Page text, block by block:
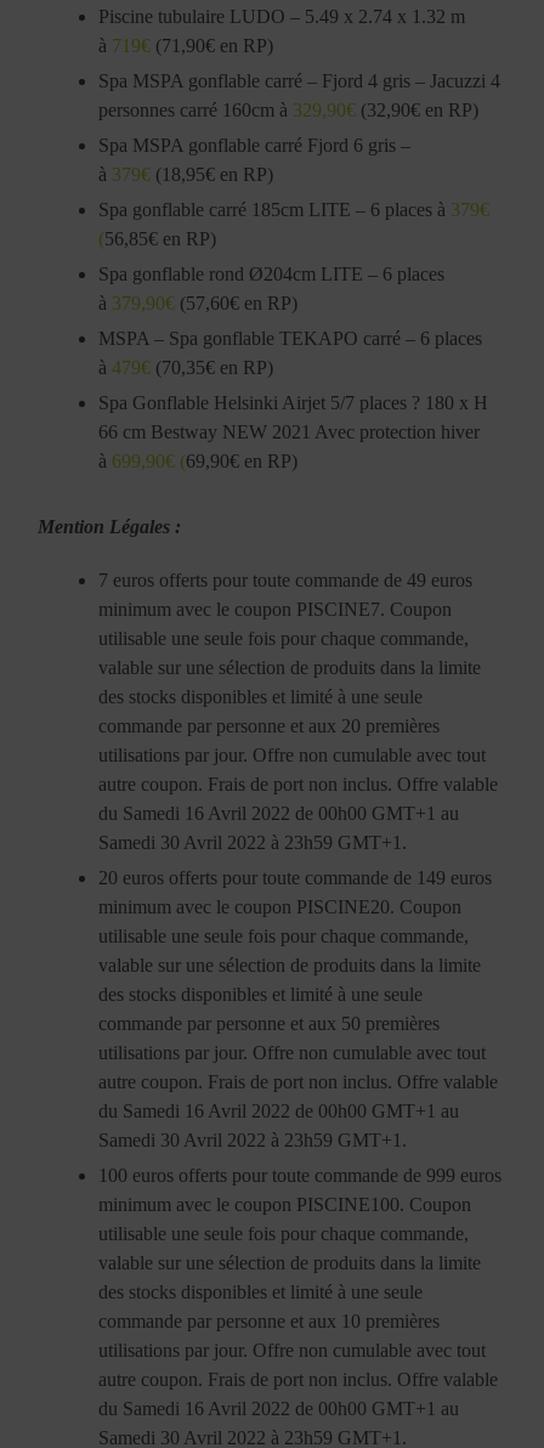
Piscine tubulaire LUDO – 5.49 x 2.74 x 1.32 m
à 719€ (71,90€ en RP)
Spa MSPA gonflable carré – Fjord 4 gris – Jacuzzi 4
personnes carré 160cm à 329,90€ (32,90€ en RP)
Spa MSPA gonflable carré Fjord 6 gris –
à 379€ (18,95€ en RP)
Spa gonflable carré 185cm LITE – 6 places à 379€
(56,85€ en RP)
Spa gonflable rond Ø204cm LITE – 6 places
à 379,90€ (57,60€ en RP)
MSPA – Spa gonflable TEKAPO carré – 6 places
à479€ (70,35€ en RP)
Spa Gonflable Helsinki Airjet 5/7 places ? 180 x H
66 cm Bestway NEW 2021 Avec protection hiver
à 699,90€ (69,90€ en RP)
Mention Légales :
7 euros offerts pour toute commande de 49 euros
minimum avec le coupon PISCINE7. Coupon
utilisable une seule fois pour chaque commande,
valable sur une sélection de produits dans la limite
des stocks disponibles et limité à une seule
commande par personne et aux 20 premières
utilisations par jour. Offre non cumulable avec tout
autre coupon. Frais de port non inclus. Offre valable
du Samedi 16 Avril 2022 de 00h00 GMT+1 au
Samedi 30 Avril 2022 à 23h59 GMT+1.
20 euros offerts pour toute commande de 149 euros
minimum avec le coupon PISCINE20. Coupon
utilisable une seule fois pour chaque commande,
valable sur une sélection de produits dans la limite
des stocks disponibles et limité à une seule
commande par personne et aux 50 premières
utilisations par jour. Offre non cumulable avec tout
autre coupon. Frais de port non inclus. Offre valable
du Samedi 16 Avril 2022 de 00h00 GMT+1 au
Samedi 30 Avril 2022 à 23h59 GMT+1.
100 euros offerts pour toute commande de 999 euros
minimum avec le coupon PISCINE100. Coupon
utilisable une seule fois pour chaque commande,
valable sur une sélection de produits dans la limite
des stocks disponibles et limité à une seule
commande par personne et aux 10 premières
utilisations par jour. Offre non cumulable avec tout
autre coupon. Frais de port non inclus. Offre valable
du Samedi 16 Avril 2022 de 00h00 GMT+1 au
Samedi 30 Avril 2022 à 23h59 GMT+1.